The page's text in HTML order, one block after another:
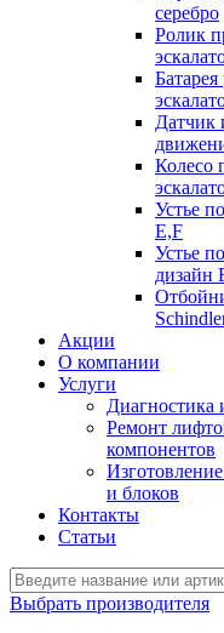
серебро
Ролик
Датчик
Колесо
Устье
E,F
Устье
дизайн
Акции
О компании
Услуги
Диагностика
Ремонт
компонентов
и блоков
Контакты
Статьи
Выбрать производителя